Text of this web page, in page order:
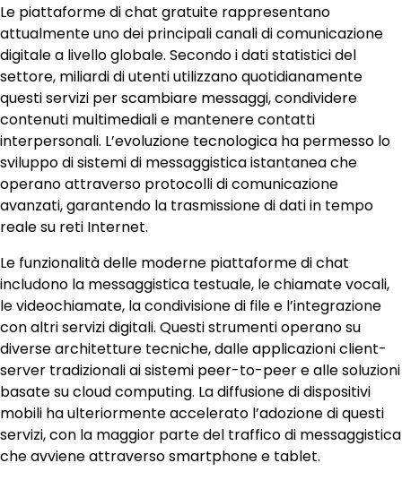
Le piattaforme di chat gratuite rappresentano
attualmente uno dei principali canali di comunicazione
digitale a livello globale. Secondo i dati statistici del
settore, miliardi di utenti utilizzano quotidianamente
questi servizi per scambiare messaggi, condividere
contenuti multimediali e mantenere contatti
interpersonali. L’evoluzione tecnologica ha permesso lo
sviluppo di sistemi di messaggistica istantanea che
operano attraverso protocolli di comunicazione
avanzati, garantendo la trasmissione di dati in tempo
reale su reti Internet.
Le funzionalità delle moderne piattaforme di chat
includono la messaggistica testuale, le chiamate vocali,
le videochiamate, la condivisione di file e l’integrazione
con altri servizi digitali. Questi strumenti operano su
diverse architetture tecniche, dalle applicazioni client-
server tradizionali ai sistemi peer-to-peer e alle soluzioni
basate su cloud computing. La diffusione di dispositivi
mobili ha ulteriormente accelerato l’adozione di questi
servizi, con la maggior parte del traffico di messaggistica
che avviene attraverso smartphone e tablet.